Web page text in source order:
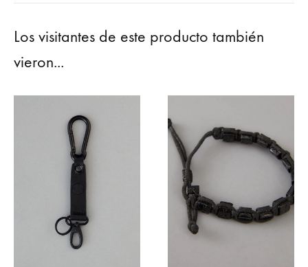
Los visitantes de este producto también
vieron...